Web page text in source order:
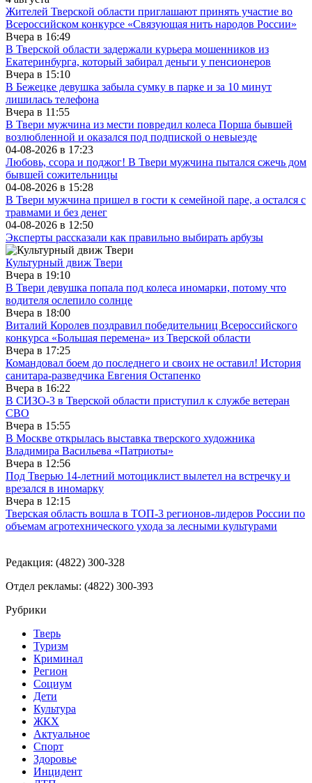
Жителей Тверской области приглашают принять участие во
Все­рос­сий­ско­м конкурсе «Свя­зу­ю­щая нить на­ро­дов Рос­сии»
Вчера в 16:49
В Тверской области задержали курьера мошенников из
Екатеринбурга, который забирал деньги у пенсионеров
Вчера в 15:10
В Бежецке девушка забыла сумку в парке и за 10 минут
лишилась телефона
Вчера в 11:55
В Твери мужчина из мести повредил колеса Порша бывшей
возлюбленной и оказался под подпиской о невыезде
04-08-2026 в 17:23
Любовь, ссора и поджог! В Твери мужчина пытался сжечь дом
бывшей сожительницы
04-08-2026 в 15:28
В Твери мужчина пришел в гости к семейной паре, а остался с
травмами и без денег
04-08-2026 в 12:50
Эксперты рассказали как правильно выбирать арбузы
Культурный движ Твери
Вчера в 19:10
В Твери девушка попала под колеса иномарки, потому что
водителя ослепило солнце
Вчера в 18:00
Виталий Королев поздравил победительниц Всероссийского
конкурса «Большая перемена» из Тверской области
Вчера в 17:25
Командовал боем до последнего и своих не оставил! История
санитара-разведчика Евгения Остапенко
Вчера в 16:22
В СИЗО-3 в Тверской области приступил к службе ветеран
СВО
Вчера в 15:55
В Москве открылась выставка тверского художника
Владимира Васильева «Патриоты»
Вчера в 12:56
Под Тверью 14-летний мотоциклист вылетел на встречку и
врезался в иномарку
Вчера в 12:15
Тверская область вошла в ТОП-3 регионов-лидеров России по
объемам агротехнического ухода за лесными культурами
Редакция: (4822) 300-328
Отдел рекламы: (4822) 300-393
Рубрики
Тверь
Туризм
Криминал
Регион
Социум
Дети
Культура
ЖКХ
Актуальное
Спорт
Здоровье
Инцидент